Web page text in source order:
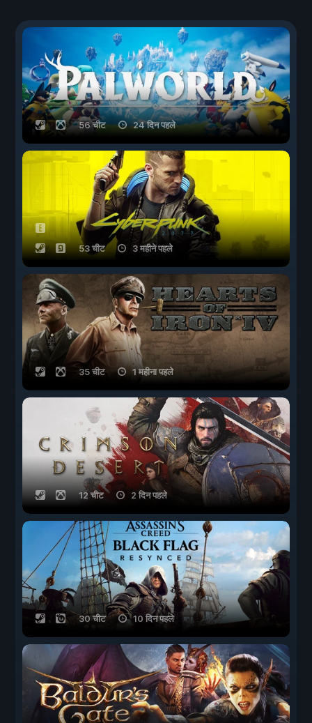
56 चीट 24 दिन पहले
53 चीट 3 महीने पहले
35 चीट 1 महीना पहले
12 चीट 2 दिन पहले
30 चीट 10 दिन पहले